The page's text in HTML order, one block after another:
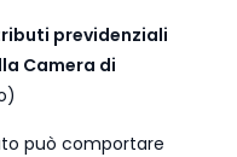
previdenziali
Camera di
può comportare